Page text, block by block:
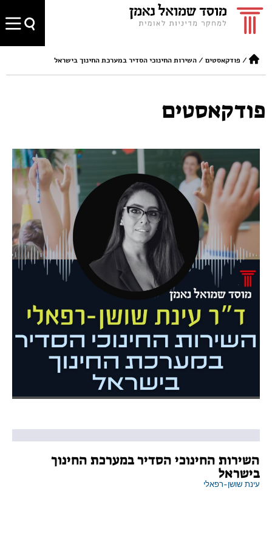
/ פודקאסטים /השירות החינוכי הסדיר במערכת החינוך בישראל
פודקאסטים
השירות החינוכי הסדיר במערכת החינוך
בישראל
עינת שושן-רפאלי